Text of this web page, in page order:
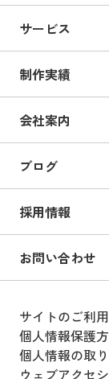
サービス
サービス
サイト構築
コーポレー
採用サイト
CMS構築・
オンライン
Webコンサ
Webサイト
Webサイト
制作実績
会社案内
ブログ
採用情報
お問い合わせ
サイトのご利
個人情報保護
個人情報の取
ウェブアクセ